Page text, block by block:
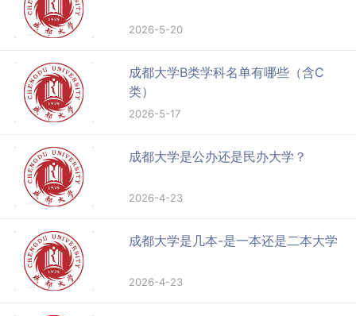
2026-5-20
成都大学B类学科名单有哪些（含C
类）
2026-5-17
成都大学是公办还是民办大学？
2026-4-23
成都大学是几本-是一本还是二本大学
2026-4-23